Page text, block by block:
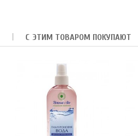
С ЭТИМ ТОВАРОМ ПОКУПАЮТ